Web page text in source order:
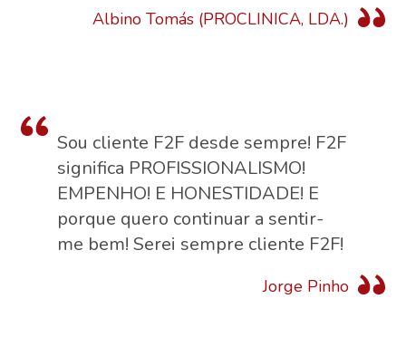
Albino Tomás (PROCLINICA, LDA.)
Sou cliente F2F desde sempre! F2F
significa PROFISSIONALISMO!
EMPENHO! E HONESTIDADE! E
porque quero continuar a sentir-
me bem! Serei sempre cliente F2F!
Jorge Pinho